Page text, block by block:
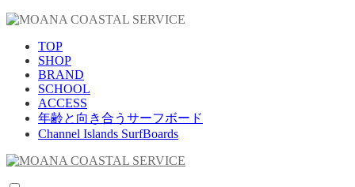
TOP
SHOP
BRAND
SCHOOL
ACCESS
年齢と向き合うサーフボード
Channel Islands SurfBoards